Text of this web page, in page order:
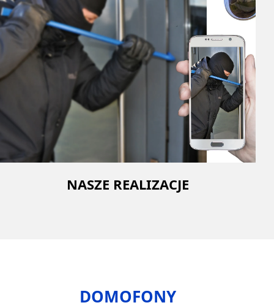
NASZE REALIZACJE
DOMOFONY